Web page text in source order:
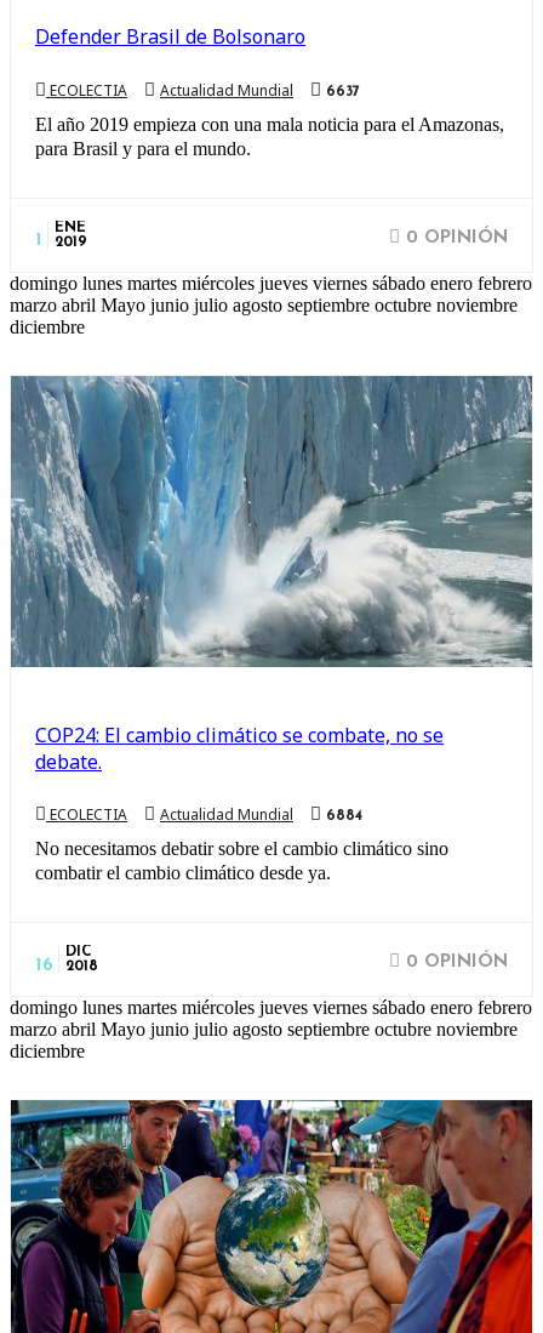
Defender Brasil de Bolsonaro
ECOLECTIA Actualidad Mundial 6637
El año 2019 empieza con una mala noticia para el Amazonas,
para Brasil y para el mundo.
1
ENE
2019
0 OPINIÓN
domingo lunes martes miércoles jueves viernes sábado enero febrero
marzo abril Mayo junio julio agosto septiembre octubre noviembre
diciembre
COP24: El cambio climático se combate, no se
debate.
ECOLECTIA Actualidad Mundial 6884
No necesitamos debatir sobre el cambio climático sino
combatir el cambio climático desde ya.
16
DIC
2018
0 OPINIÓN
domingo lunes martes miércoles jueves viernes sábado enero febrero
marzo abril Mayo junio julio agosto septiembre octubre noviembre
diciembre